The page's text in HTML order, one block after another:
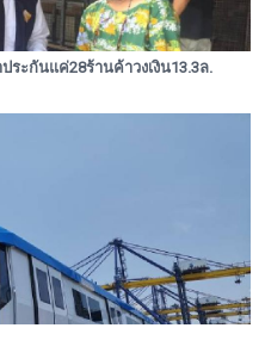
ระกันแค่28ร้านค้าวงเงิน13.3ล.